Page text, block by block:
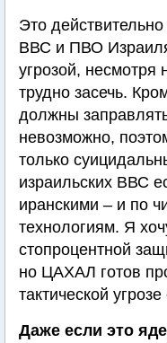
Это
ВВС и ПВО Израиля
угрозой, несмотря
трудно засечь.
должны
невозможно,
только
израильских ВВС
иранскими – и по
технологиям. Я
стопроцентной
но ЦАХАЛ готов
тактической
Даже если это